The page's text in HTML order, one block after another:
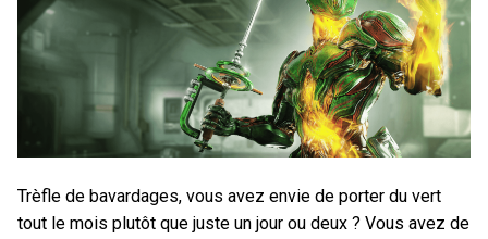
Trèfle de bavardages, vous avez envie de porter du vert
tout le mois plutôt que juste un jour ou deux ? Vous avez de